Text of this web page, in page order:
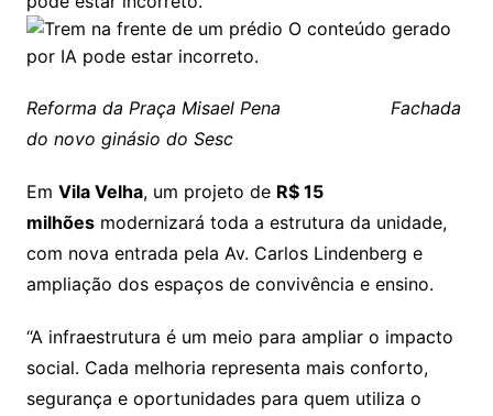
Reforma da Praça Misael Pena Fachada
do novo ginásio do Sesc
Em Vila Velha, um projeto de R$ 15
milhõesmodernizará toda a estrutura da unidade,
com nova entrada pela Av. Carlos Lindenberg e
ampliação dos espaços de convivência e ensino.
“A infraestrutura é um meio para ampliar o impacto
social. Cada melhoria representa mais conforto,
segurança e oportunidades para quem utiliza o